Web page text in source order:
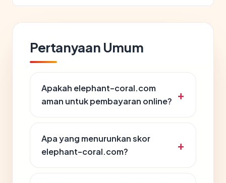
Pertanyaan Umum
Apakah elephant-coral.com
aman untuk pembayaran online?
Apa yang menurunkan skor
elephant-coral.com?